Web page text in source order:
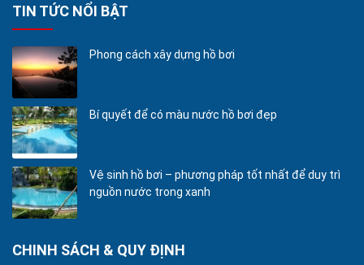
TIN TỨC NỔI BẬT
Phong cách xây dựng hồ bơi
Bí quyết để có màu nước hồ bơi đẹp
Vệ sinh hồ bơi – phương pháp tốt nhất để duy trì
nguồn nước trong xanh
CHINH SÁCH & QUY ĐỊNH